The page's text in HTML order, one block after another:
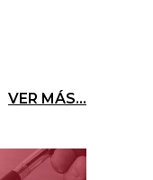
VER MÁS...